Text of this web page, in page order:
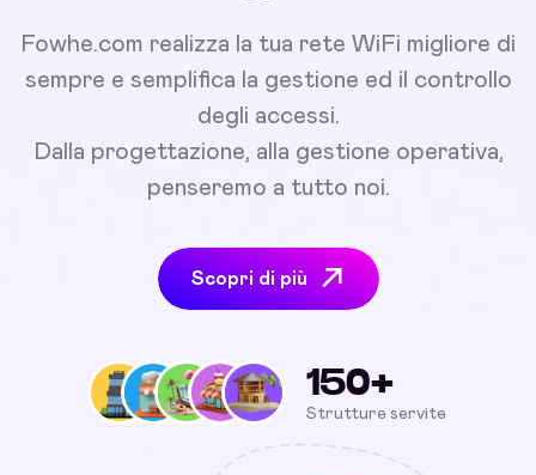
Fowhe.com realizza la tua rete WiFi migliore di
sempre e semplifica la gestione ed il controllo
degli accessi.
Dalla progettazione, alla gestione operativa,
penseremo a tutto noi.
Scopri di più
150+
Strutture servite